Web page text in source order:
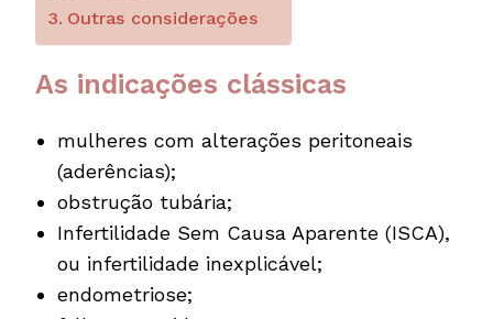
Outras considerações
As indicações clássicas
mulheres com alterações peritoneais
(aderências);
obstrução tubária;
Infertilidade Sem Causa Aparente (ISCA),
ou infertilidade inexplicável;
endometriose;